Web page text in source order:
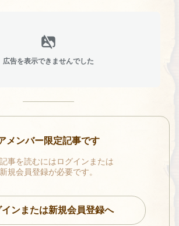
広告を表示できませんでした
メンバー限定記事です
事を読むにはログインまたは
新規会員登録が必要です。
インまたは新規会員登録へ